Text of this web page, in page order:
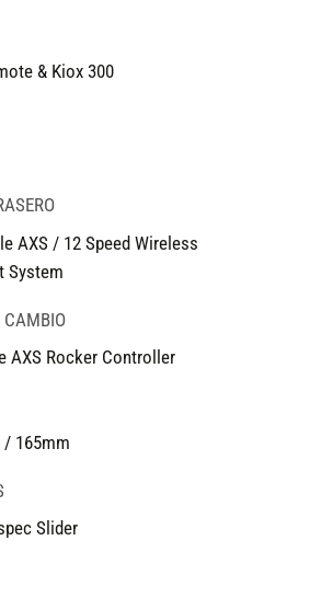
& Kiox 300
AXS / 12 Speed Wireless
System
CAMBIO
AXS Rocker Controller
/ 165mm
Slider